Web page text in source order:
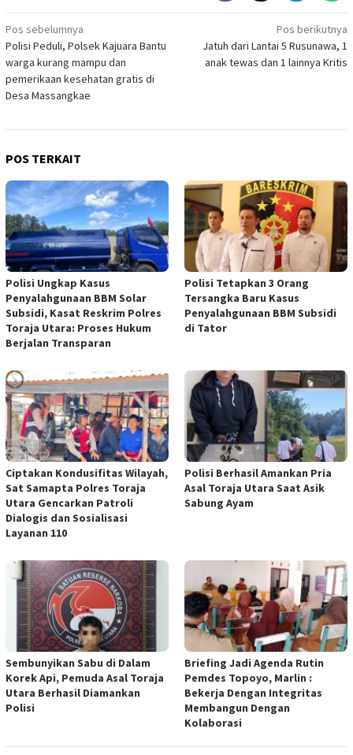
Navigasi
pos
Pos sebelumnya
Polisi Peduli, Polsek Kajuara Bantu
warga kurang mampu dan
pemerikaan kesehatan gratis di
Desa Massangkae
Pos berikutnya
Jatuh dari Lantai 5 Rusunawa, 1
anak tewas dan 1 lainnya Kritis
POS TERKAIT
Polisi Ungkap Kasus
Penyalahgunaan BBM Solar
Subsidi, Kasat Reskrim Polres
Toraja Utara: Proses Hukum
Berjalan Transparan
Polisi Tetapkan 3 Orang
Tersangka Baru Kasus
Penyalahgunaan BBM Subsidi
di Tator
Ciptakan Kondusifitas Wilayah,
Sat Samapta Polres Toraja
Utara Gencarkan Patroli
Dialogis dan Sosialisasi
Layanan 110
Polisi Berhasil Amankan Pria
Asal Toraja Utara Saat Asik
Sabung Ayam
Sembunyikan Sabu di Dalam
Korek Api, Pemuda Asal Toraja
Utara Berhasil Diamankan
Polisi
Briefing Jadi Agenda Rutin
Pemdes Topoyo, Marlin :
Bekerja Dengan Integritas
Membangun Dengan
Kolaborasi